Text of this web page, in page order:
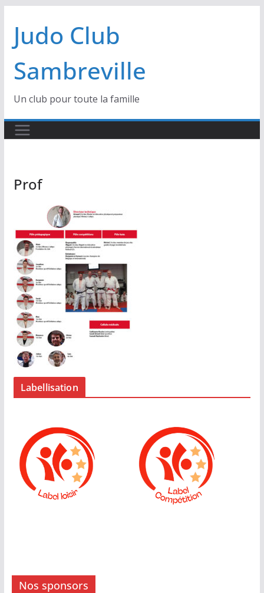
contenu
Judo Club
Sambreville
Un club pour toute la famille
Prof
Labellisation
Nos sponsors